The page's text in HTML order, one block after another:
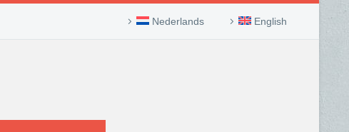
Nederlands English